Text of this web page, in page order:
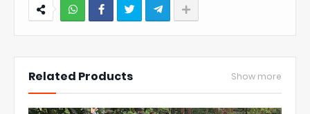
Related Products Show more